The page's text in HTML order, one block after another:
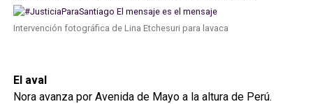
Intervención fotográfica de Lina Etchesuri para lavaca
El aval
Nora avanza por Avenida de Mayo a la altura de Perú.